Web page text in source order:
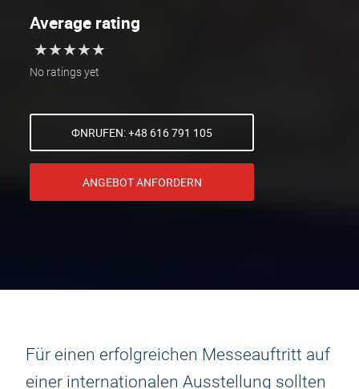
Average rating
★★★★★
★★★★★
No ratings yet
ФNRUFEN: +48 616 791 105
ANGEBOT ANFORDERN
Für einen erfolgreichen Messeauftritt auf
einer internationalen Ausstellung sollten